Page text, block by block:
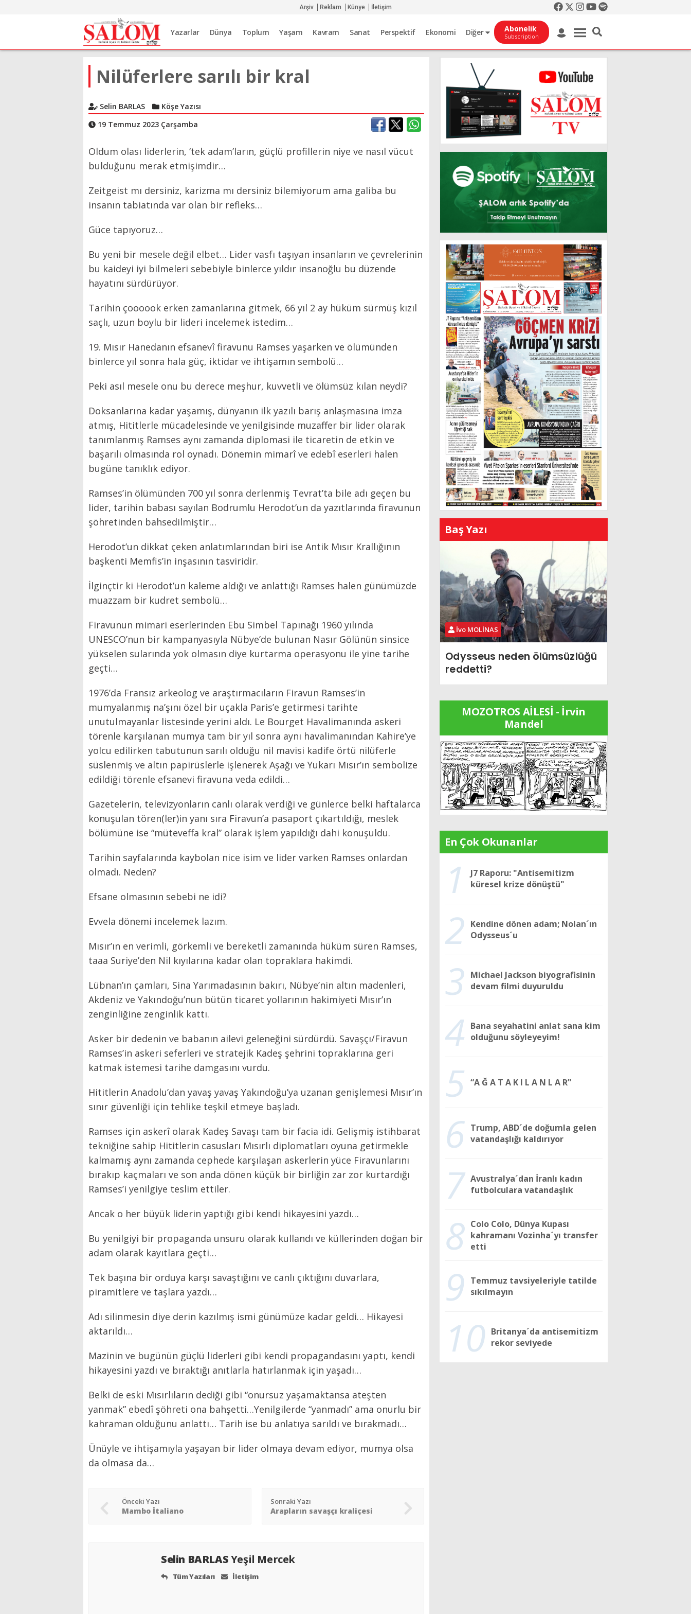
Arşiv Reklam Künye İletişim
Yazarlar Dünya Toplum Yaşam Kavram Sanat Perspektif Ekonomi Diğer Abonelik
Subscription
Nilüferlere sarılı bir kral
Selin BARLAS
Köşe Yazısı
19 Temmuz 2023 Çarşamba
Oldum olası liderlerin, ‘tek adam’ların, güçlü profillerin niye ve nasıl vücut
bulduğunu merak etmişimdir…
Zeitgeist mı dersiniz, karizma mı dersiniz bilemiyorum ama galiba bu
insanın tabiatında var olan bir refleks…
Güce tapıyoruz…
Bu yeni bir mesele değil elbet… Lider vasfı taşıyan insanların ve çevrelerinin
bu kaideyi iyi bilmeleri sebebiyle binlerce yıldır insanoğlu bu düzende
hayatını sürdürüyor.
Tarihin çoooook erken zamanlarına gitmek, 66 yıl 2 ay hüküm sürmüş kızıl
saçlı, uzun boylu bir lideri incelemek istedim…
19. Mısır Hanedanın efsanevî firavunu Ramses yaşarken ve ölümünden
binlerce yıl sonra hala güç, iktidar ve ihtişamın sembolü…
Peki asıl mesele onu bu derece meşhur, kuvvetli ve ölümsüz kılan neydi?
Doksanlarına kadar yaşamış, dünyanın ilk yazılı barış anlaşmasına imza
atmış, Hititlerle mücadelesinde ve yenilgisinde muzaffer bir lider olarak
tanımlanmış Ramses aynı zamanda diplomasi ile ticaretin de etkin ve
başarılı olmasında rol oynadı. Dönemin mimarî ve edebî eserleri halen
bugüne tanıklık ediyor.
Ramses’in ölümünden 700 yıl sonra derlenmiş Tevrat’ta bile adı geçen bu
lider, tarihin babası sayılan Bodrumlu Herodot’un da yazıtlarında firavunun
şöhretinden bahsedilmiştir…
Herodot’un dikkat çeken anlatımlarından biri ise Antik Mısır Krallığının
başkenti Memfis’in inşasının tasviridir.
İlginçtir ki Herodot’un kaleme aldığı ve anlattığı Ramses halen günümüzde
muazzam bir kudret sembolü…
Firavunun mimari eserlerinden Ebu Simbel Tapınağı 1960 yılında
UNESCO’nun bir kampanyasıyla Nübye’de bulunan Nasır Gölünün sinsice
yükselen sularında yok olmasın diye kurtarma operasyonu ile yine tarihe
geçti…
1976’da Fransız arkeolog ve araştırmacıların Firavun Ramses’in
mumyalanmış na’şını özel bir uçakla Paris’e getirmesi tarihte
unutulmayanlar listesinde yerini aldı. Le Bourget Havalimanında askeri
törenle karşılanan mumya tam bir yıl sonra aynı havalimanından Kahire’ye
yolcu edilirken tabutunun sarılı olduğu nil mavisi kadife örtü nilüferle
süslenmiş ve altın papirüslerle işlenerek Aşağı ve Yukarı Mısır’ın sembolize
edildiği törenle efsanevi firavuna veda edildi…
Gazetelerin, televizyonların canlı olarak verdiği ve günlerce belki haftalarca
konuşulan tören(ler)in yanı sıra Firavun’a pasaport çıkartıldığı, meslek
bölümüne ise “müteveffa kral” olarak işlem yapıldığı dahi konuşuldu.
Tarihin sayfalarında kaybolan nice isim ve lider varken Ramses onlardan
olmadı. Neden?
Efsane olmasının sebebi ne idi?
Evvela dönemi incelemek lazım.
Mısır’ın en verimli, görkemli ve bereketli zamanında hüküm süren Ramses,
taaa Suriye’den Nil kıyılarına kadar olan topraklara hakimdi.
Lübnan’ın çamları, Sina Yarımadasının bakırı, Nübye’nin altın madenleri,
Akdeniz ve Yakındoğu’nun bütün ticaret yollarının hakimiyeti Mısır’ın
zenginliğine zenginlik kattı.
Asker bir dedenin ve babanın ailevi geleneğini sürdürdü. Savaşçı/Firavun
Ramses’in askeri seferleri ve stratejik Kadeş şehrini topraklarına geri
katmak istemesi tarihe damgasını vurdu.
Hititlerin Anadolu’dan yavaş yavaş Yakındoğu’ya uzanan genişlemesi Mısır’ın
sınır güvenliği için tehlike teşkil etmeye başladı.
Ramses için askerî olarak Kadeş Savaşı tam bir facia idi. Gelişmiş istihbarat
tekniğine sahip Hititlerin casusları Mısırlı diplomatları oyuna getirmekle
kalmamış aynı zamanda cephede karşılaşan askerlerin yüce Firavunlarını
bırakıp kaçmaları ve son anda dönen küçük bir birliğin zar zor kurtardığı
Ramses’i yenilgiye teslim ettiler.
Ancak o her büyük liderin yaptığı gibi kendi hikayesini yazdı…
Bu yenilgiyi bir propaganda unsuru olarak kullandı ve küllerinden doğan bir
adam olarak kayıtlara geçti…
Tek başına bir orduya karşı savaştığını ve canlı çıktığını duvarlara,
piramitlere ve taşlara yazdı…
Adı silinmesin diye derin kazılmış ismi günümüze kadar geldi… Hikayesi
aktarıldı…
Mazinin ve bugünün güçlü liderleri gibi kendi propagandasını yaptı, kendi
hikayesini yazdı ve bıraktığı anıtlarla hatırlanmak için yaşadı…
Belki de eski Mısırlıların dediği gibi “onursuz yaşamaktansa ateşten
yanmak” ebedî şöhreti ona bahşetti…Yenilgilerde “yanmadı” ama onurlu bir
kahraman olduğunu anlattı… Tarih ise bu anlatıya sarıldı ve bırakmadı…
Ünüyle ve ihtişamıyla yaşayan bir lider olmaya devam ediyor, mumya olsa
da olmasa da…
Önceki Yazı
Mambo İtaliano
Sonraki Yazı
Arapların savaşçı kraliçesi
Selin BARLASYeşil Mercek
Tüm Yazıları İletişim
Baş Yazı
İvo MOLİNAS
Odysseus neden ölümsüzlüğü
reddetti?
MOZOTROS AİLESİ - İrvin
Mandel
En Çok Okunanlar
1
J7 Raporu: "Antisemitizm
küresel krize dönüştü"
2 Kendine dönen adam; Nolan´ın
Odysseus´u
3 Michael Jackson biyografisinin
devam filmi duyuruldu
4 Bana seyahatini anlat sana kim
olduğunu söyleyeyim!
5 “A Ğ A T A K I L A N L A R”
6 Trump, ABD´de doğumla gelen
vatandaşlığı kaldırıyor
7 Avustralya´dan İranlı kadın
futbolculara vatandaşlık
8 Colo Colo, Dünya Kupası
kahramanı Vozinha´yı transfer
etti
9
Temmuz tavsiyeleriyle tatilde
sıkılmayın
10 Britanya´da antisemitizm
rekor seviyede